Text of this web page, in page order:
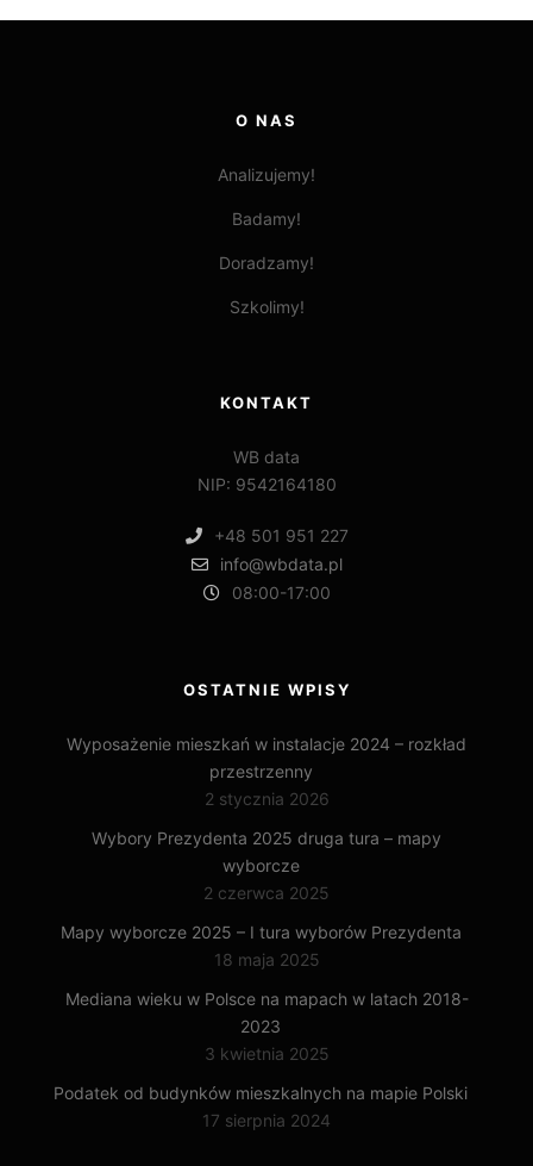
O NAS
Analizujemy!
Badamy!
Doradzamy!
Szkolimy!
KONTAKT
WB data
NIP: 9542164180
+48 501 951 227
info@wbdata.pl
08:00-17:00
OSTATNIE WPISY
Wyposażenie mieszkań w instalacje 2024 – rozkład
przestrzenny
2 stycznia 2026
Wybory Prezydenta 2025 druga tura – mapy
wyborcze
2 czerwca 2025
Mapy wyborcze 2025 – I tura wyborów Prezydenta
18 maja 2025
Mediana wieku w Polsce na mapach w latach 2018-
2023
3 kwietnia 2025
Podatek od budynków mieszkalnych na mapie Polski
17 sierpnia 2024